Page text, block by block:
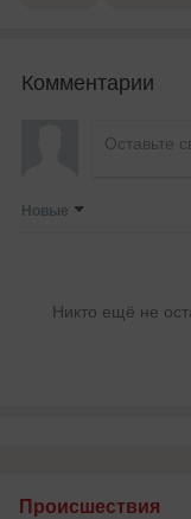
Комментарии
Новые
Никто ещё не
Происшествия